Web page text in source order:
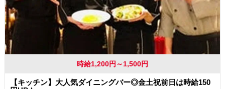
時給1,200円～1,500円
【キッチン】大人気ダイニングバー◎金土祝前日は時給150